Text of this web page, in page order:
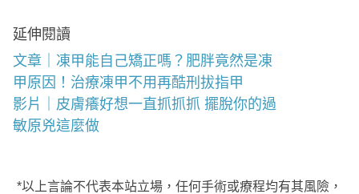
延伸閱讀
文章｜凍甲能自己矯正嗎？肥胖竟然是凍
甲原因！治療凍甲不用再酷刑拔指甲
影片｜皮膚癢好想一直抓抓抓 擺脫你的過
敏原兇這麼做
*以上言論不代表本站立場，任何手術或療程均有其風險，